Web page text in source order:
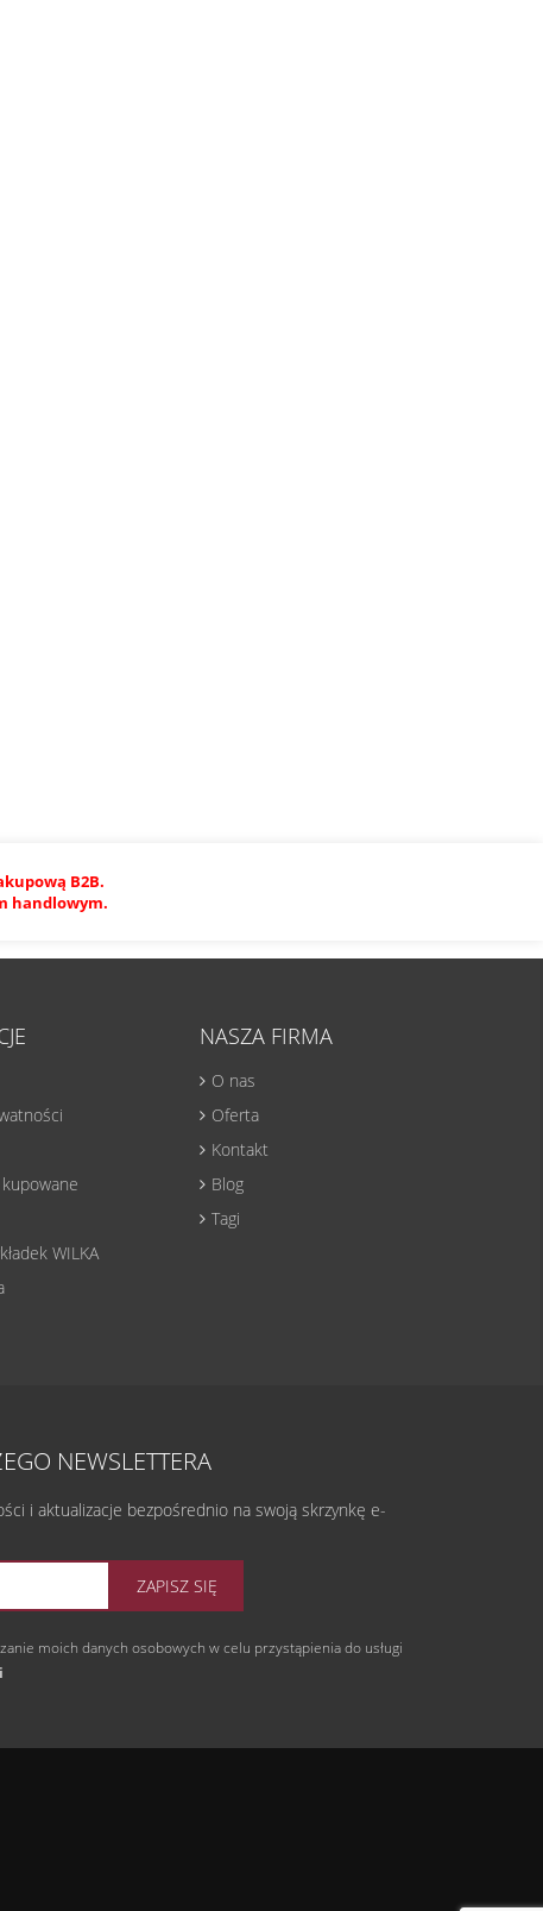
B2B.
handlowym.
WILKA
NASZA FIRMA
O nas
Oferta
Kontakt
Blog
Tagi
NEWSLETTERA
i aktualizacje bezpośrednio na swoją skrzynkę e-
ZAPISZ SIĘ
moich danych osobowych w celu przystąpienia do usługi